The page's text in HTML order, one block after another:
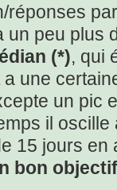
réponses
un peu plus
(*), qui
une
un pic
il
15 jours en
bon